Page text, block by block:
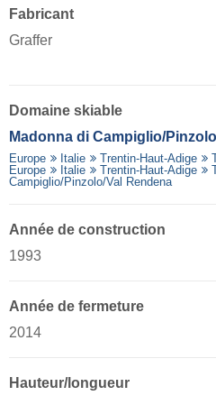
Fabricant
Graffer
Domaine skiable
Madonna di Campiglio/​
Europe Italie Trentin-Haut-Adige
Europe
Italie Trentin-Haut-Adige
Campiglio/Pinzolo/Val Rendena
Année de construction
1993
Année de fermeture
2014
Hauteur/longueur